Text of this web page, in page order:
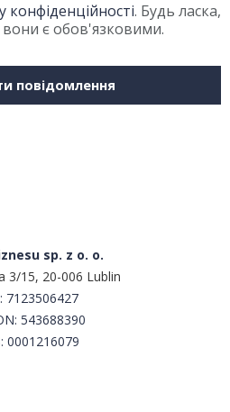
конфіденційності. Будь ласка,
вони є обов'язковими.
повідомлення
sp. z o. o.
3/15, 20-006 Lublin
7123506427
543688390
0001216079